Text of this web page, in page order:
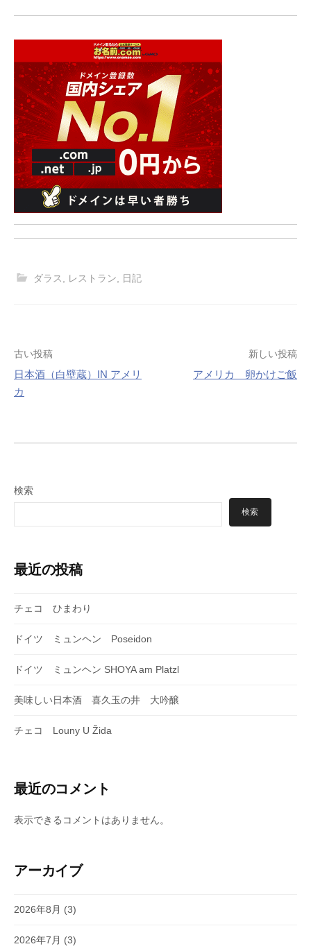
ダラス レストラン 日記
投
稿
ー
シ
ョ
ン
古い投稿
日本酒（白壁蔵）IN アメリ
カ
新しい投稿
アメリカ 卵かけご飯
検索
検索
最近の投稿
チェコ ひまわり
ドイツ ミュンヘン Poseidon
ドイツ ミュンヘン SHOYA am Platzl
美味しい日本酒 喜久玉の井 大吟醸
チェコ Louny U Žida
最近のコメント
表示できるコメントはありません。
アーカイブ
2026年8月 (3)
2026年7月 (3)